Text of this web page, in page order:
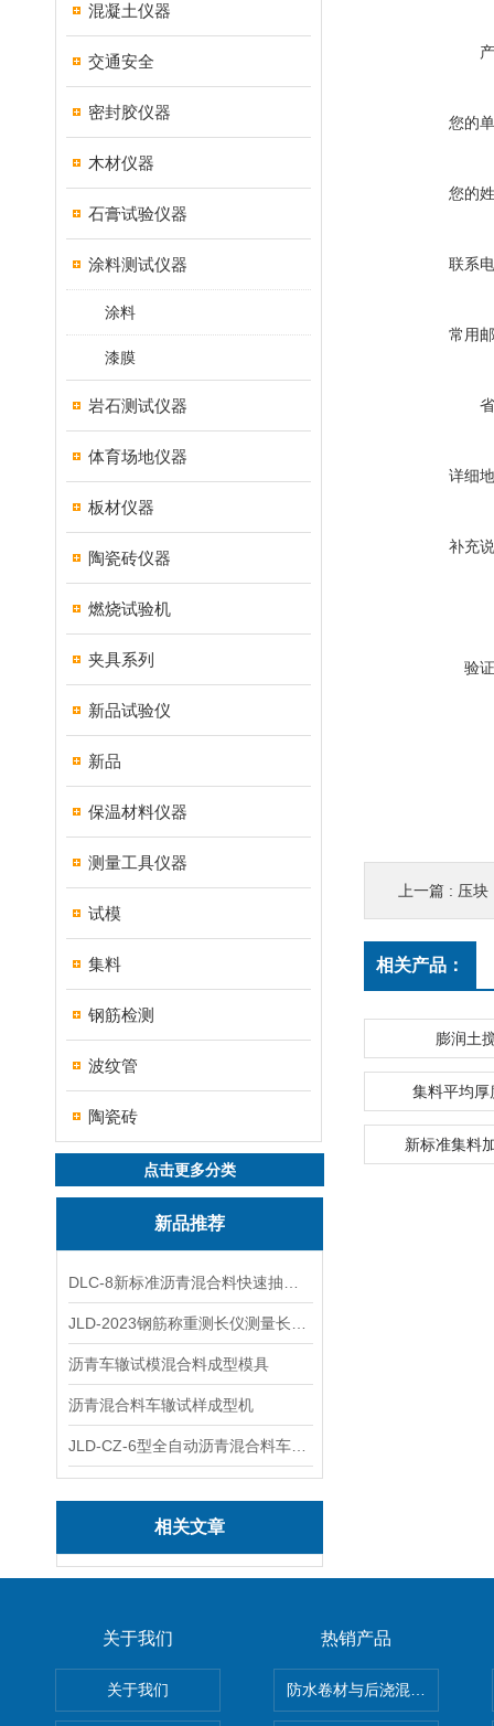
混凝土仪器
交通安全
密封胶仪器
木材仪器
石膏试验仪器
涂料测试仪器
涂料
漆膜
岩石测试仪器
体育场地仪器
板材仪器
陶瓷砖仪器
燃烧试验机
夹具系列
新品试验仪
新品
保温材料仪器
测量工具仪器
试模
集料
钢筋检测
波纹管
陶瓷砖
点击更多分类
新品推荐
沥青车辙试模混合料成型模具
沥青混合料车辙试样成型机
相关文章
您的
您的
联系
常用
详细
补充
验
上一篇 : 压块
相关产品：
膨润土
集料平均厚
新标准集料
关于我们
关于我们
热销产品
防水卷材与后浇混凝土剥离强